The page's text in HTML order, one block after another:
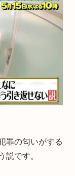
罪の匂いがする
説です。